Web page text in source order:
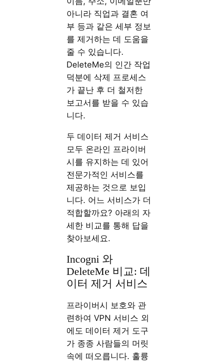
아니라 직업과 결혼 여
부 등과 같은 세부 정보
를 제거하는 데 도움을
줄 수 있습니다.
DeleteMe의 인간 작업
덕분에 삭제 프로세스
가 끝난 후 더 철저한
보고서를 받을 수 있습
니다.
두 데이터 제거 서비스
모두 온라인 프라이버
시를 유지하는 데 있어
전문가적인 서비스를
제공하는 것으로 보입
니다. 어느 서비스가 더
적합할까요? 아래의 자
세한 비교를 통해 답을
찾아보세요.
Incogni 와
DeleteMe 비교: 데
이터 제거 서비스
프라이버시 보호와 관
련하여 VPN 서비스 외
에도 데이터 제거 도구
가 종종 사람들의 머릿
속에 떠오릅니다. 훌륭